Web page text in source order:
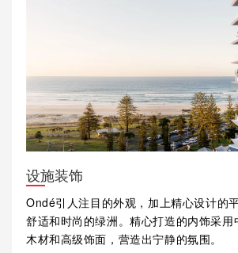
设施装饰
Ondé引人注目的外观，加上精心设计的
舒适和时尚的绿洲。精心打造的内饰采用
木材和高级饰面，营造出宁静的氛围。